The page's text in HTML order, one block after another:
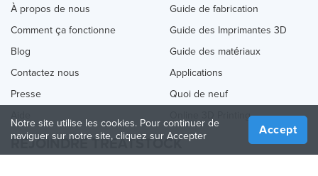
À propos de nous
Comment ça fonctionne
Blog
Contactez nous
Presse
Guide de fabrication
Guide des Imprimantes 3D
Guide des matériaux
Applications
Quoi de neuf
Online 3D Printing
REJOINDRE TREATSTOCK
Notre site utilise les cookies. Pour continuer de
naviguer sur notre site, cliquez sur Accepter
Accept